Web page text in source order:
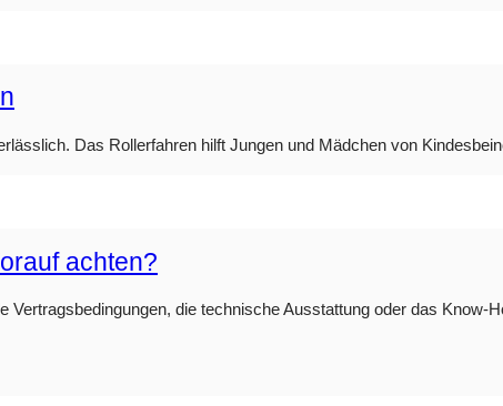
Das Rollerfahren hilft Jungen und Mädchen von
achten?
die technische Ausstattung oder das Know-